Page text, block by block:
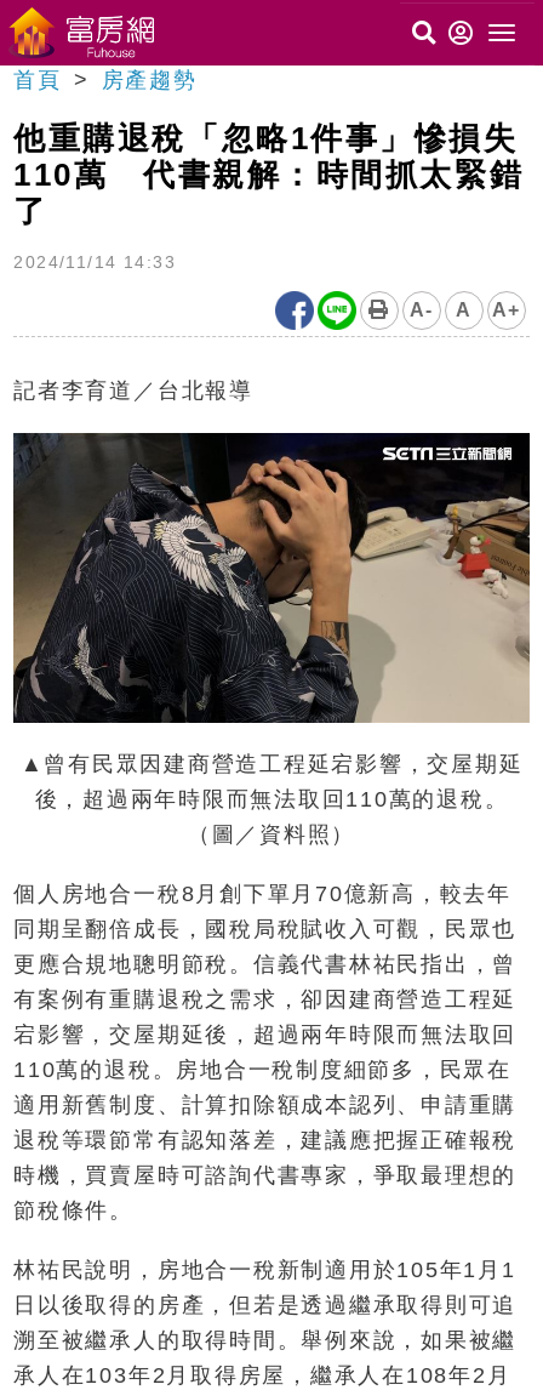
首頁 房產趨勢
他重購退稅「忽略1件事」慘損失
110萬 代書親解：時間抓太緊錯
了
2024/11/14 14:33
A- A A+
記者李育道／台北報導
▲曾有民眾因建商營造工程延宕影響，交屋期延
後，超過兩年時限而無法取回110萬的退稅。
（圖／資料照）
個人房地合一稅8月創下單月70億新高，較去年
同期呈翻倍成長，國稅局稅賦收入可觀，民眾也
更應合規地聰明節稅。信義代書林祐民指出，曾
有案例有重購退稅之需求，卻因建商營造工程延
宕影響，交屋期延後，超過兩年時限而無法取回
110萬的退稅。房地合一稅制度細節多，民眾在
適用新舊制度、計算扣除額成本認列、申請重購
退稅等環節常有認知落差，建議應把握正確報稅
時機，買賣屋時可諮詢代書專家，爭取最理想的
節稅條件。
林祐民說明，房地合一稅新制適用於105年1月1
日以後取得的房產，但若是透過繼承取得則可追
溯至被繼承人的取得時間。舉例來說，如果被繼
承人在103年2月取得房屋，繼承人在108年2月